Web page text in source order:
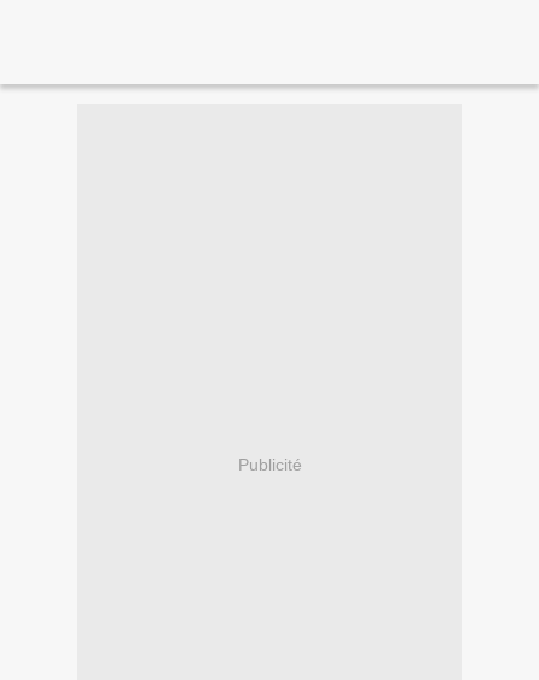
Publicité